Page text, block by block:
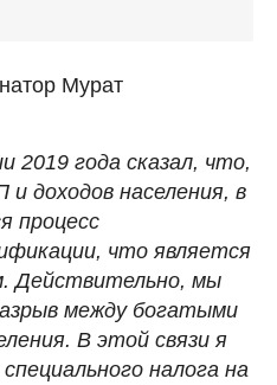
Мурат
2019 года сказал, что,
доходов населения, в
процесс
что является
Действительно, мы
между богатыми
В этой связи я
налога на